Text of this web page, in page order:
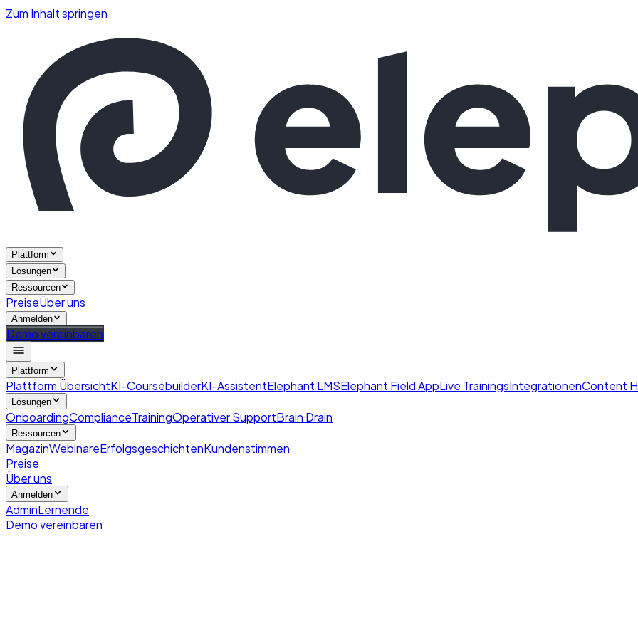
Zum Inhalt springen
Plattform
Lösungen
Ressourcen
PreiseÜber uns
Anmelden
Demo vereinbaren
Plattform
Plattform ÜbersichtKI-CoursebuilderKI-AssistentElephant LMSElephant Field AppLive TrainingsIntegrationenContent
Lösungen
OnboardingComplianceTrainingOperativer SupportBrain Drain
Ressourcen
MagazinWebinareErfolgsgeschichtenKundenstimmen
Preise
Über uns
Anmelden
AdminLernende
Demo vereinbaren